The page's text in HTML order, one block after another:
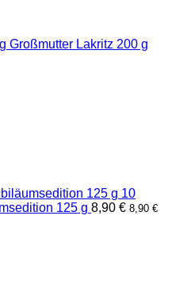
Großmutter Lakritz 200 g
10
125 g 8,90 € 8,90 €